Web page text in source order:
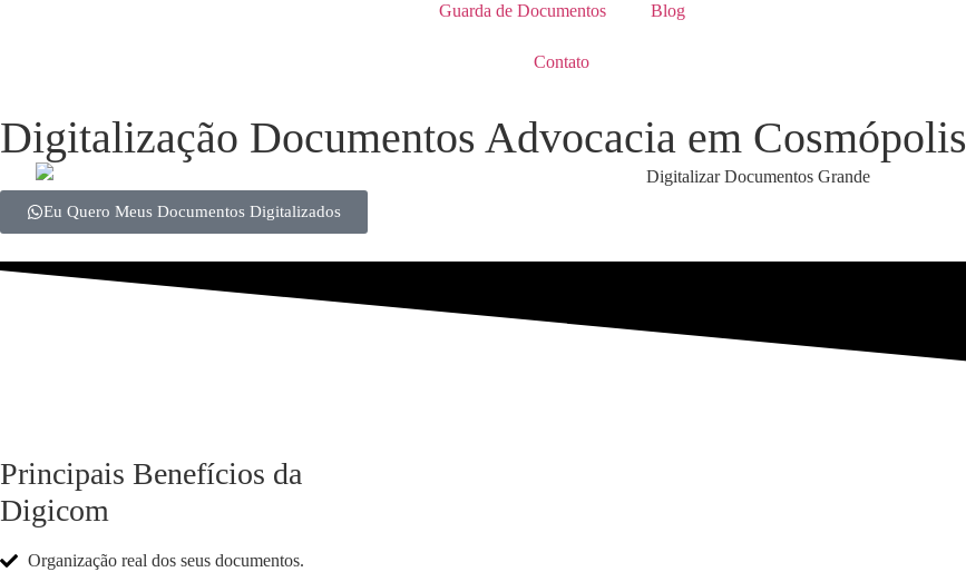
Guarda de Documentos Blog
Contato
Digitalização Documentos Advocacia em Cosmópolis
Eu Quero Meus Documentos Digitalizados
Principais Benefícios da
Digicom
Organização real dos seus documentos.